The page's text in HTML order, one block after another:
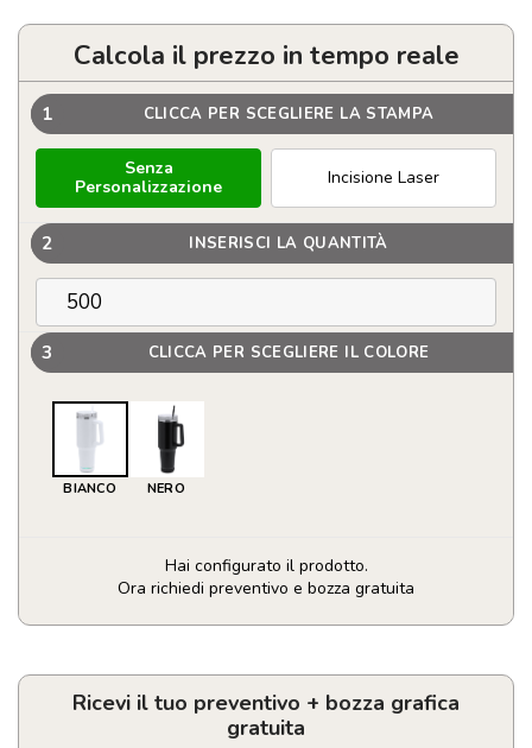
Calcola il prezzo in tempo reale
1 CLICCA PER SCEGLIERE LA STAMPA
Senza
Personalizzazione
Incisione Laser
2 INSERISCI LA QUANTITÀ
3 CLICCA PER SCEGLIERE IL COLORE
BIANCO NERO
Hai configurato il prodotto.
Ora richiedi preventivo e bozza gratuita
Tazza
personalizzabile
Ricevi il tuo preventivo + bozza grafica
gratuita